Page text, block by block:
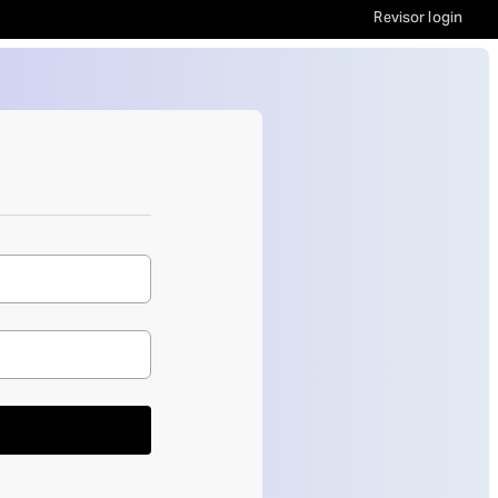
Revisor login